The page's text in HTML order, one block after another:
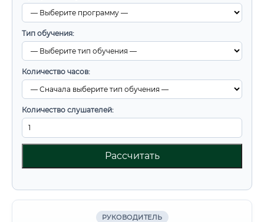
Тип обучения:
Количество часов:
Количество слушателей:
Рассчитать
РУКОВОДИТЕЛЬ